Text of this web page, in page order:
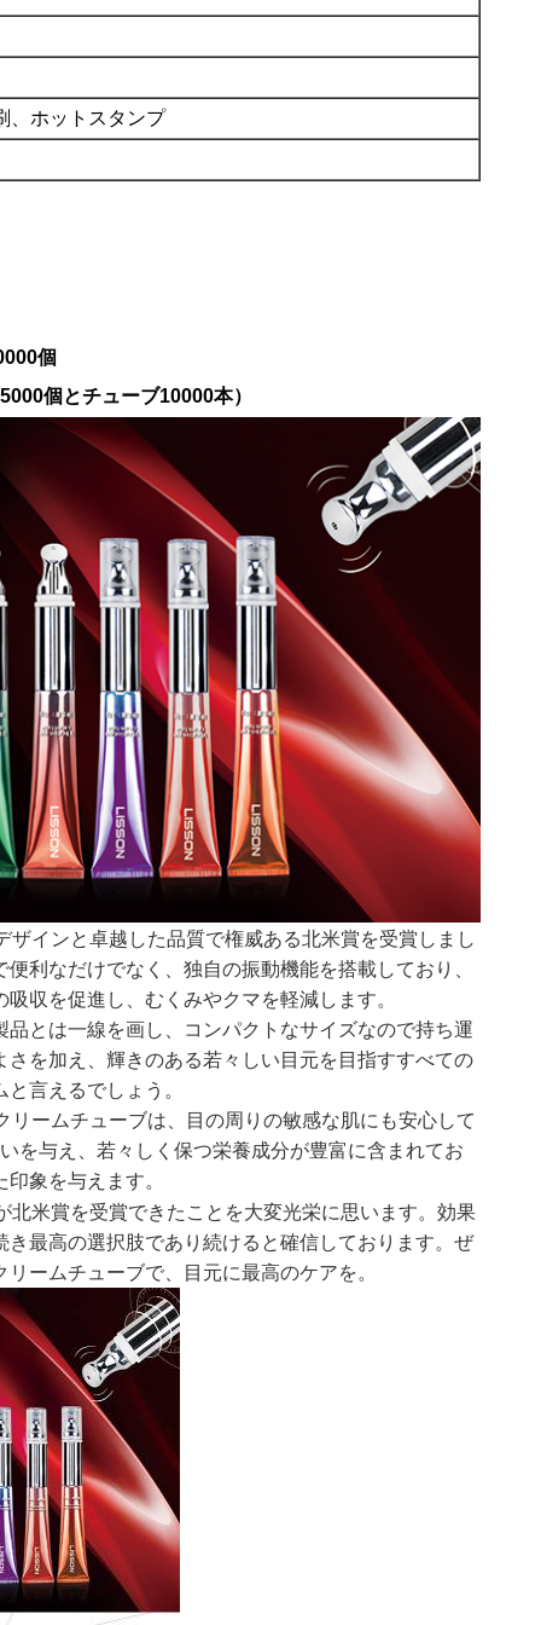
、ホットスタンプ
個
個とチューブ10000本）
インと卓越した品質で権威ある北米賞を受賞しまし
利なだけでなく、独自の振動機能を搭載しており、
収を促進し、むくみやクマを軽減します。
とは一線を画し、コンパクトなサイズなので持ち運
を加え、輝きのある若々しい目元を目指すすべての
言えるでしょう。
ームチューブは、目の周りの敏感な肌にも安心して
を与え、若々しく保つ栄養成分が豊富に含まれてお
象を与えます。
米賞を受賞できたことを大変光栄に思います。効果
最高の選択肢であり続けると確信しております。ぜ
ームチューブで、目元に最高のケアを。